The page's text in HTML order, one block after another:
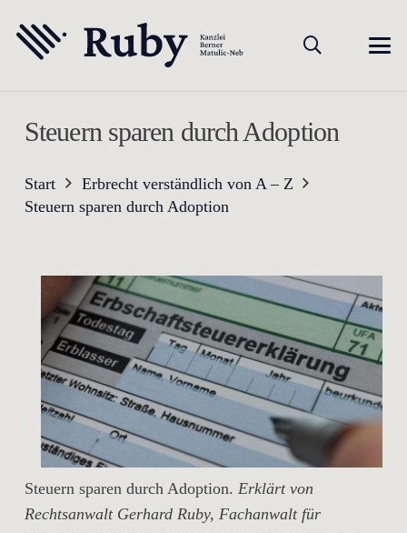
Steuern sparen durch Adoption
Start
Erbrecht verständlich von A – Z
Steuern sparen durch Adoption
Steuern sparen durch Adoption. Erklärt von
Rechtsanwalt Gerhard Ruby, Fachanwalt für